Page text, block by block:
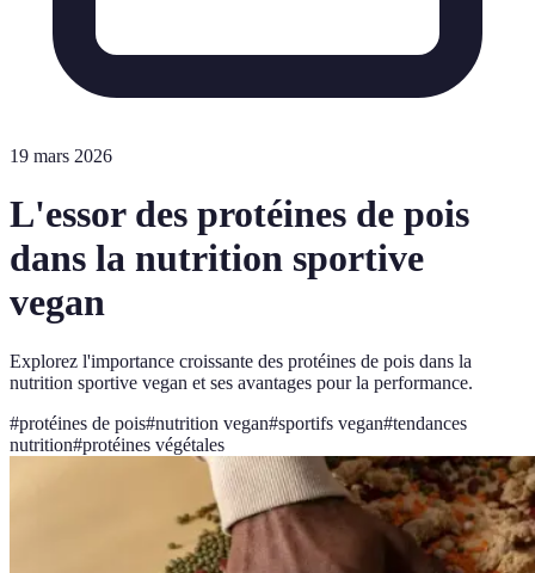
19 mars 2026
L'essor des protéines de pois
dans la nutrition sportive
vegan
Explorez l'importance croissante des protéines de pois dans la
nutrition sportive vegan et ses avantages pour la performance.
#protéines de pois#nutrition vegan#sportifs vegan#tendances
nutrition#protéines végétales